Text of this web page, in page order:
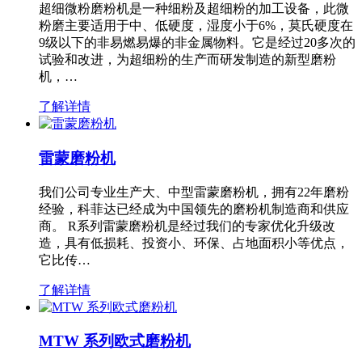
超细微粉磨粉机是一种细粉及超细粉的加工设备，此微
粉磨主要适用于中、低硬度，湿度小于6%，莫氏硬度在
9级以下的非易燃易爆的非金属物料。它是经过20多次的
试验和改进，为超细粉的生产而研发制造的新型磨粉
机，…
了解详情
雷蒙磨粉机
我们公司专业生产大、中型雷蒙磨粉机，拥有22年磨粉
经验，科菲达已经成为中国领先的磨粉机制造商和供应
商。 R系列雷蒙磨粉机是经过我们的专家优化升级改
造，具有低损耗、投资小、环保、占地面积小等优点，
它比传…
了解详情
MTW 系列欧式磨粉机